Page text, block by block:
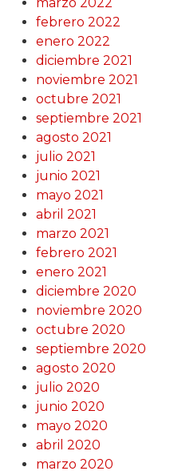
marzo 2022
febrero 2022
enero 2022
diciembre 2021
noviembre 2021
octubre 2021
septiembre 2021
agosto 2021
julio 2021
junio 2021
mayo 2021
abril 2021
marzo 2021
febrero 2021
enero 2021
diciembre 2020
noviembre 2020
octubre 2020
septiembre 2020
agosto 2020
julio 2020
junio 2020
mayo 2020
abril 2020
marzo 2020